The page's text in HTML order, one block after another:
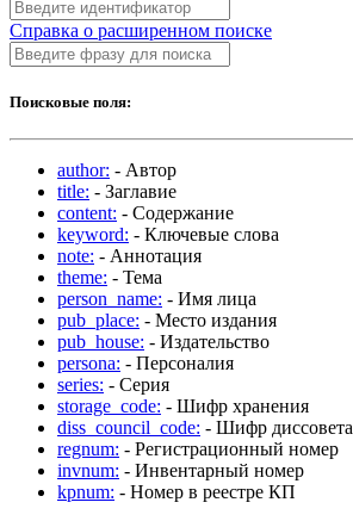
Справка о расширенном поиске
Поисковые поля:
author: - Автор
title: - Заглавие
content: - Содержание
keyword: - Ключевые слова
note: - Аннотация
theme: - Тема
person_name: - Имя лица
pub_place: - Место издания
pub_house: - Издательство
persona: - Персоналия
series: - Серия
storage_code: - Шифр хранения
diss_council_code: - Шифр диссовета
regnum: - Регистрационный номер
invnum: - Инвентарный номер
kpnum: - Номер в реестре КП